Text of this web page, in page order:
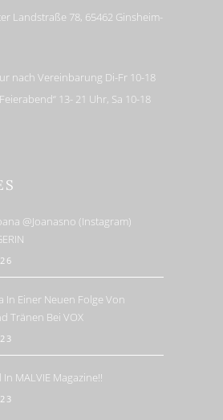
Landstraße 78, 65462 Ginsheim-
nach Vereinbarung Di-Fr 10-18
13- 21 Uhr, Sa 10-18
@joanasno (Instagram)
In Einer Neuen Folge Von
Tränen Bei VOX
MALVIE Magazine!!